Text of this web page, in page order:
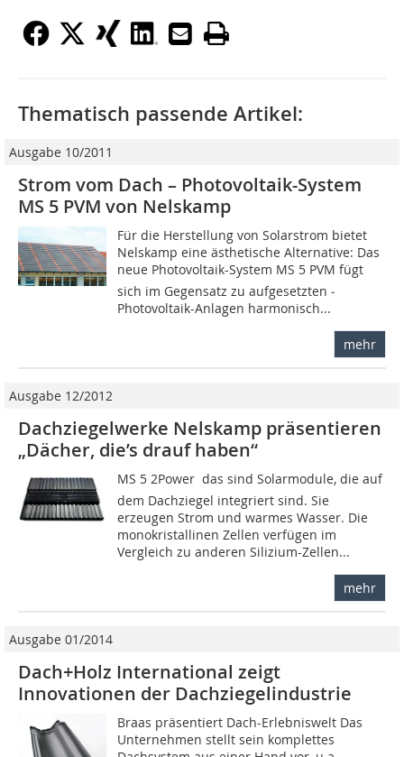
Thematisch passende Artikel:
Ausgabe 10/2011
Strom vom Dach – Photovoltaik-System
MS 5 PVM von Nelskamp
Für die Herstellung von Solarstrom bietet
Nelskamp eine ästhetische Alternative: Das
neue Photovoltaik-System MS 5 PVM fügt
sich im Gegensatz zu aufgesetzten ­
Photovoltaik-Anlagen harmonisch...
mehr
Ausgabe 12/2012
Dachziegelwerke Nelskamp präsentieren
„Dächer, die’s drauf haben“
MS 5 2Power  das sind Solarmodule, die auf
dem Dachziegel integriert sind. Sie
erzeugen Strom und warmes Wasser. Die
monokristallinen Zellen verfügen im
Vergleich zu anderen Silizium-Zellen...
mehr
Ausgabe 01/2014
Dach+Holz International zeigt
Innovationen der Dachziegelindustrie
Braas präsentiert Dach-Erlebniswelt Das
Unternehmen stellt sein komplettes